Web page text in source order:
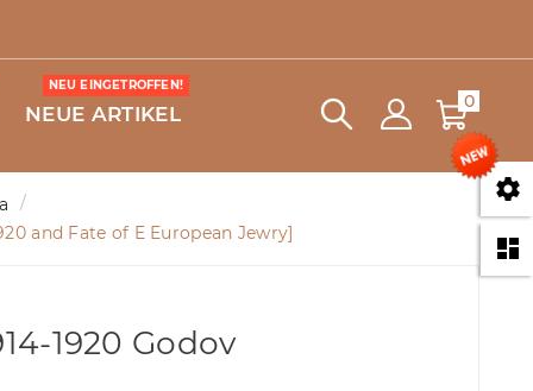


NEUE ARTIKEL
NEU EINGETROFFEN!
0
and Fate of E European Jewry]
1920 Godov